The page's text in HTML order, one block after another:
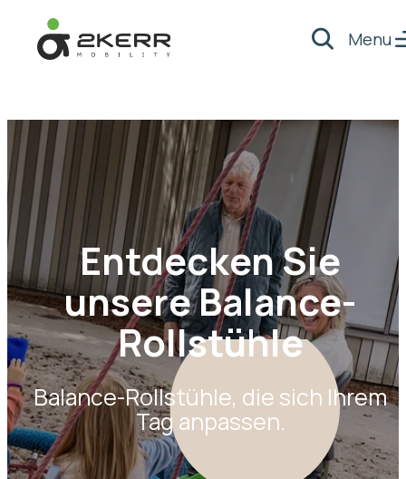
Suche
Menu
Entdecken Sie
unsere Balance-
Rollstühle
Balance-Rollstühle, die sich Ihrem
Tag anpassen.